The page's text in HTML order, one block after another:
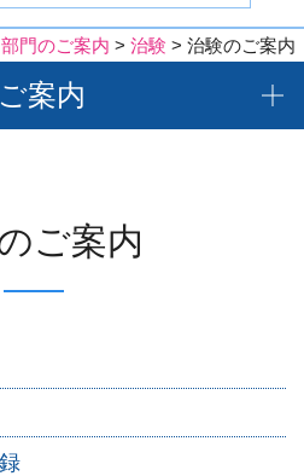
門のご案内 > 治験 > 治験のご案内
案内
ご案内